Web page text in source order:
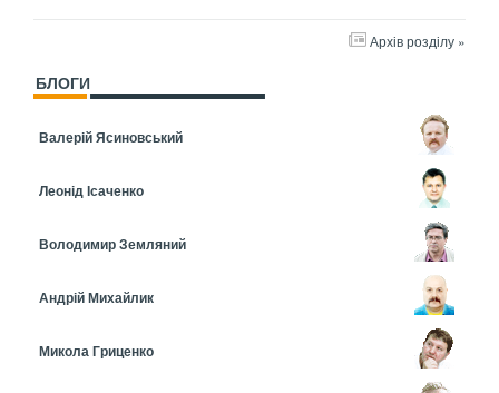
Архів розділу »
БЛОГИ
Валерій Ясиновський
Леонід Ісаченко
Володимир Земляний
Андрій Михайлик
Микола Гриценко